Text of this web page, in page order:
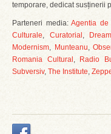
temporare, dedicat susținerii
Parteneri media: Agentia de
Culturale, Curatorial ,
Modernism, Munteanu,
Romania Cultural ,Radio
Subversiv, The Institute,